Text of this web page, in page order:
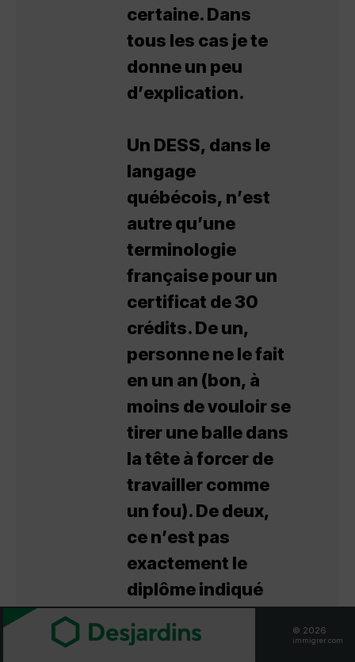
certaine. Dans
tous les cas je te
donne un peu
d’explication.
Un DESS, dans le
langage
québécois, n’est
autre qu’une
terminologie
française pour un
certificat de 30
crédits. De un,
personne ne le fait
en un an (bon, à
moins de vouloir se
tirer une balle dans
la tête à forcer de
travailler comme
un fou). De deux,
ce n’est pas
exactement le
diplôme indiqué
qui vient de
© 2026
immigrer.com